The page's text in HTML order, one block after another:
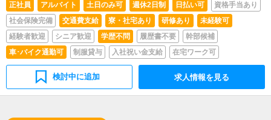
正社員 アルバイト 土日のみ可 週休2日制 日払い可
資格手当あり
社会保険完備
交通費支給 寮・社宅あり 研修あり
未経験可
経験者歓迎
シニア歓迎 学歴不問 履歴書不要
幹部候補
車･バイク通勤可
制服貸与 入社祝い金支給 在宅ワーク可
検討中に追加 求人情報を見る